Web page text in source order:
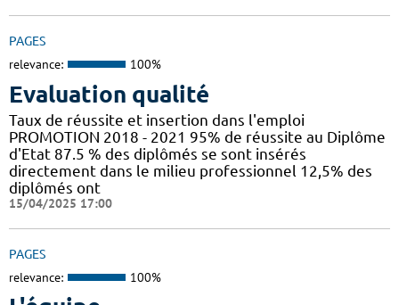
PAGES
relevance: 100%
Evaluation qualité
Taux de réussite et insertion dans l'emploi
PROMOTION 2018 - 2021 95% de réussite au Diplôme
d'Etat 87.5 % des diplômés se sont insérés
directement dans le milieu professionnel 12,5% des
diplômés ont
15/04/2025 17:00
PAGES
relevance: 100%